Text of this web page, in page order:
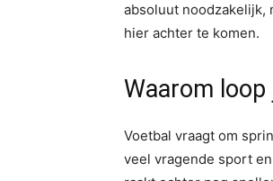
absoluut noodzakelijk,
hier achter te komen.
Waarom loop
Voetbal vraagt om
veel vragende sport